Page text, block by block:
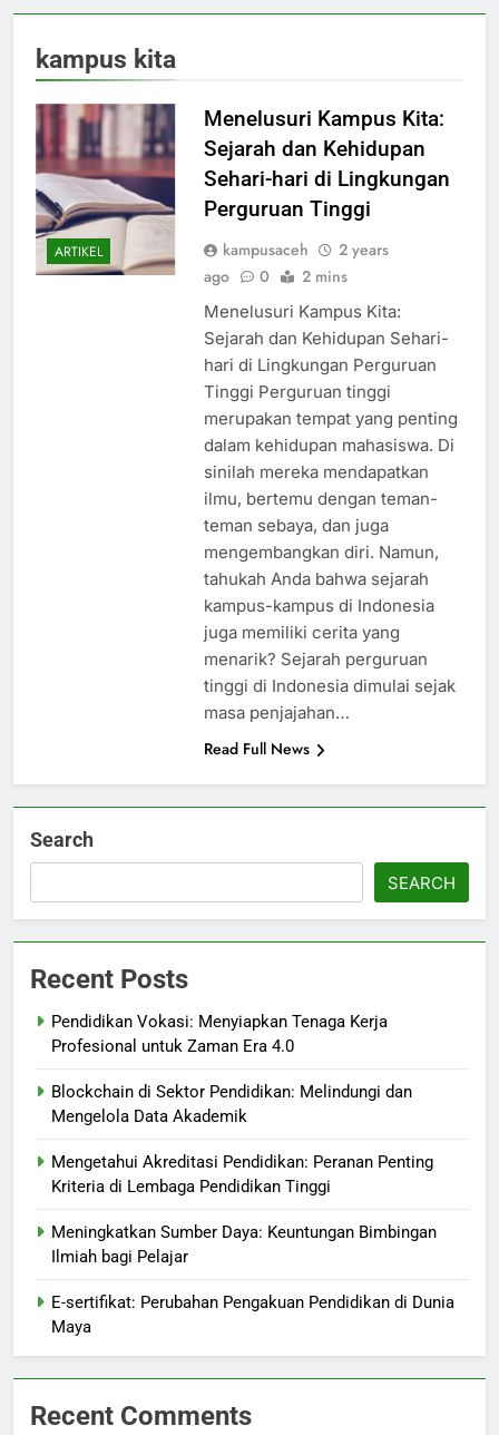
kampus kita
ARTIKEL
Menelusuri Kampus Kita:
Sejarah dan Kehidupan
Sehari-hari di Lingkungan
Perguruan Tinggi
kampusaceh
2 years
ago
0 2 mins
Menelusuri Kampus Kita:
Sejarah dan Kehidupan Sehari-
hari di Lingkungan Perguruan
Tinggi Perguruan tinggi
merupakan tempat yang penting
dalam kehidupan mahasiswa. Di
sinilah mereka mendapatkan
ilmu, bertemu dengan teman-
teman sebaya, dan juga
mengembangkan diri. Namun,
tahukah Anda bahwa sejarah
kampus-kampus di Indonesia
juga memiliki cerita yang
menarik? Sejarah perguruan
tinggi di Indonesia dimulai sejak
masa penjajahan…
Read Full News
Search
SEARCH
Recent Posts
Pendidikan Vokasi: Menyiapkan Tenaga Kerja
Profesional untuk Zaman Era 4.0
Blockchain di Sektor Pendidikan: Melindungi dan
Mengelola Data Akademik
Mengetahui Akreditasi Pendidikan: Peranan Penting
Kriteria di Lembaga Pendidikan Tinggi
Meningkatkan Sumber Daya: Keuntungan Bimbingan
Ilmiah bagi Pelajar
E-sertifikat: Perubahan Pengakuan Pendidikan di Dunia
Maya
Recent Comments